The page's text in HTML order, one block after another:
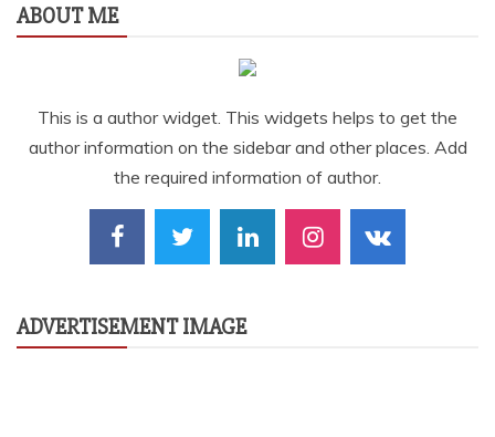
ABOUT ME
This is a author widget. This widgets helps to get the
author information on the sidebar and other places. Add
the required information of author.
ADVERTISEMENT IMAGE